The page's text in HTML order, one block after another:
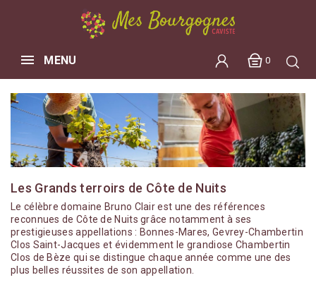
0
MENU
Les Grands terroirs de Côte de Nuits
Le célèbre domaine Bruno Clair est une des références
reconnues de Côte de Nuits grâce notamment à ses
prestigieuses appellations : Bonnes-Mares, Gevrey-Chambertin
Clos Saint-Jacques et évidemment le grandiose Chambertin
Clos de Bèze qui se distingue chaque année comme une des
plus belles réussites de son appellation.